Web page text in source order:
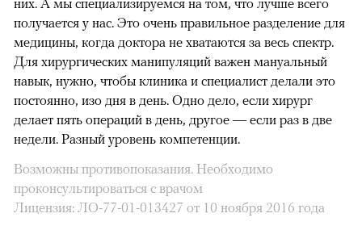
них. А мы специализируемся на том, что лучше всего
получается у нас. Это очень правильное разделение для
медицины, когда доктора не хватаются за весь спектр.
Для хирургических манипуляций важен мануальный
навык, нужно, чтобы клиника и специалист делали это
постоянно, изо дня в день. Одно дело, если хирург
делает пять операций в день, другое — если раз в две
недели. Разный уровень компетенции.
Возможны противопоказания. Необходимо
проконсультироваться с врачом
Лицензия: ЛО-77-01-013427 от 10 ноября 2016 года